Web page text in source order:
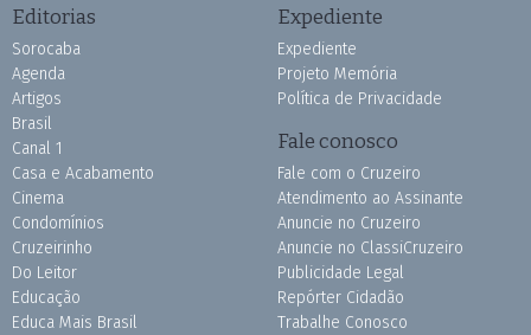
Editorias
Sorocaba
Agenda
Artigos
Brasil
Canal 1
Casa e Acabamento
Cinema
Condomínios
Cruzeirinho
Do Leitor
Educação
Educa Mais Brasil
Expediente
Expediente
Projeto Memória
Política de Privacidade
Fale conosco
Fale com o Cruzeiro
Atendimento ao Assinante
Anuncie no Cruzeiro
Anuncie no ClassiCruzeiro
Publicidade Legal
Repórter Cidadão
Trabalhe Conosco